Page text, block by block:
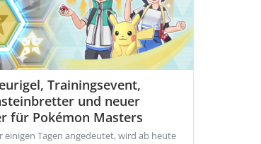
Trainingsevent,
und neuer
für Pokémon Masters
einigen Tagen angedeutet, wird ab heute